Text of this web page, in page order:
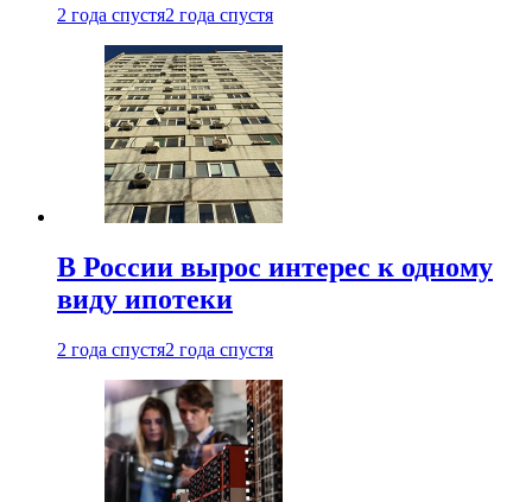
2 года спустя2 года спустя
В России вырос интерес к одному
виду ипотеки
2 года спустя2 года спустя